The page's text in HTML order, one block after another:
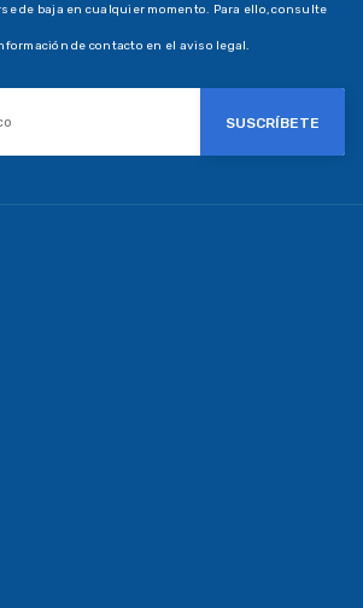
de baja en cualquier momento. Para ello, consulte
de contacto en el aviso legal.
SUSCRÍBETE